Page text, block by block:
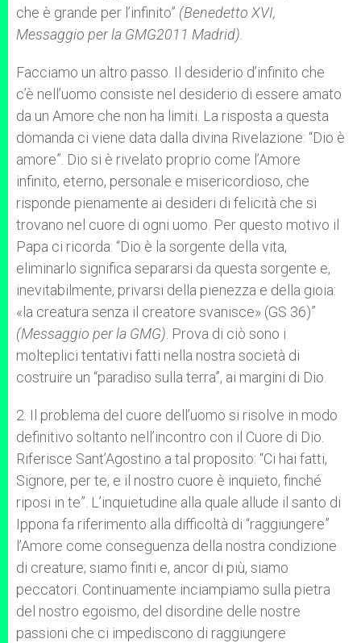
che è grande per l’infinito” (Benedetto XVI,
Messaggio per la GMG2011 Madrid).
Facciamo un altro passo. Il desiderio d’infinito che
c’è nell’uomo consiste nel desiderio di essere amato
da un Amore che non ha limiti. La risposta a questa
domanda ci viene data dalla divina Rivelazione: “Dio è
amore”. Dio si è rivelato proprio come l’Amore
infinito, eterno, personale e misericordioso, che
risponde pienamente ai desideri di felicità che si
trovano nel cuore di ogni uomo. Per questo motivo il
Papa ci ricorda: “Dio è la sorgente della vita,
eliminarlo significa separarsi da questa sorgente e,
inevitabilmente, privarsi della pienezza e della gioia:
«la creatura senza il creatore svanisce» (GS 36)”
(Messaggio per la GMG) . Prova di ciò sono i
molteplici tentativi fatti nella nostra società di
costruire un “paradiso sulla terra”, ai margini di Dio.
2. Il problema del cuore dell’uomo si risolve in modo
definitivo soltanto nell’incontro con il Cuore di Dio.
Riferisce Sant’Agostino a tal proposito: “Ci hai fatti,
Signore, per te, e il nostro cuore è inquieto, finché
riposi in te”. L’inquietudine alla quale allude il santo di
Ippona fa riferimento alla difficoltà di “raggiungere”
l’Amore come conseguenza della nostra condizione
di creature; siamo finiti e, ancor di più, siamo
peccatori. Continuamente inciampiamo sulla pietra
del nostro egoismo, del disordine delle nostre
passioni che ci impediscono di raggiungere